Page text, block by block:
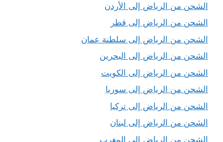
الشحن من الرياض إلى الأردن
الشحن من الرياض إلى قطر
الشحن من الرياض إلى سلطنة عمان
الشحن من الرياض إلى البحرين
الشحن من الرياض إلى الكويت
الشحن من الرياض إلى سوريا
الشحن من الرياض إلى تركيا
الشحن من الرياض إلى لبنان
الشحن من الرياض الى المغرب